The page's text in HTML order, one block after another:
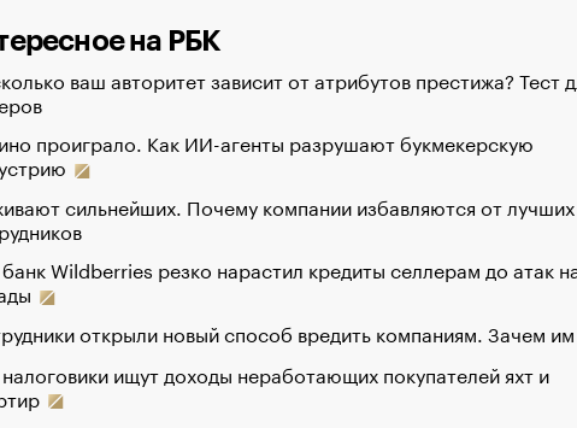
на РБК
ваш авторитет зависит от атрибутов престижа? Тест
проиграло. Как ИИ-агенты разрушают букмекерскую
сильнейших. Почему компании избавляются от лучших
Wildberries резко нарастил кредиты селлерам до атак
открыли новый способ вредить компаниям. Зачем
ищут доходы неработающих покупателей яхт и